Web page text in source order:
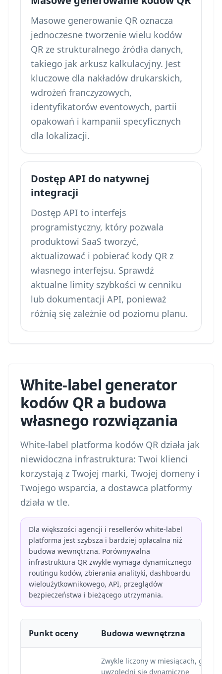
Masowe generowanie QR oznacza
jednoczesne tworzenie wielu kodów
QR ze strukturalnego źródła danych,
takiego jak arkusz kalkulacyjny. Jest
kluczowe dla nakładów drukarskich,
wdrożeń franczyzowych,
identyfikatorów eventowych, partii
opakowań i kampanii specyficznych
dla lokalizacji.
Dostęp API do natywnej
integracji
Dostęp API to interfejs
programistyczny, który pozwala
produktowi SaaS tworzyć,
aktualizować i pobierać kody QR z
własnego interfejsu. Sprawdź
aktualne limity szybkości w cenniku
lub dokumentacji API, ponieważ
różnią się zależnie od poziomu planu.
White-label generator
kodów QR a budowa
własnego rozwiązania
White-label platforma kodów QR działa jak
niewidoczna infrastruktura: Twoi klienci
korzystają z Twojej marki, Twojej domeny i
Twojego wsparcia, a dostawca platformy
działa w tle.
Dla większości agencji i resellerów white-label
platforma jest szybsza i bardziej opłacalna niż
budowa wewnętrzna. Porównywalna
infrastruktura QR zwykle wymaga dynamicznego
routingu kodów, zbierania analityki, dashboardu
wieloużytkownikowego, API, przeglądów
bezpieczeństwa i bieżącego utrzymania.
Punkt oceny Budowa wewnętrzna
Zwykle liczony w miesiącach, gdy
uwzględni się dynamiczne